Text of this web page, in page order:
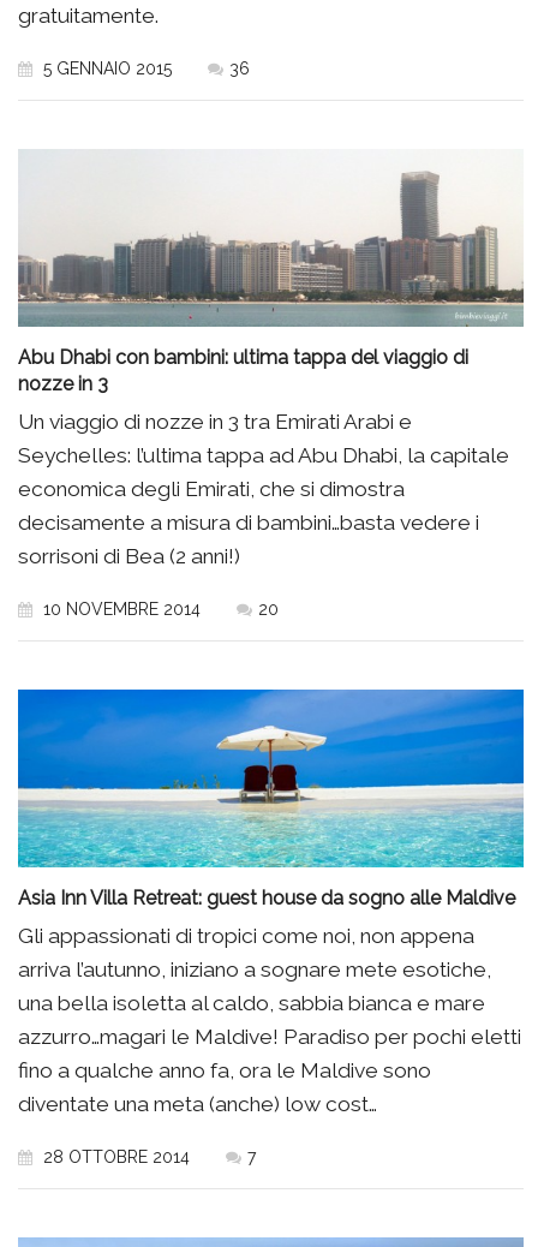
gratuitamente.
5 GENNAIO 2015 36
Abu Dhabi con bambini: ultima tappa del viaggio di
nozze in 3
Un viaggio di nozze in 3 tra Emirati Arabi e
Seychelles: l’ultima tappa ad Abu Dhabi, la capitale
economica degli Emirati, che si dimostra
decisamente a misura di bambini…basta vedere i
sorrisoni di Bea (2 anni!)
10 NOVEMBRE 2014 20
Asia Inn Villa Retreat: guest house da sogno alle Maldive
Gli appassionati di tropici come noi, non appena
arriva l’autunno, iniziano a sognare mete esotiche,
una bella isoletta al caldo, sabbia bianca e mare
azzurro…magari le Maldive! Paradiso per pochi eletti
fino a qualche anno fa, ora le Maldive sono
diventate una meta (anche) low cost…
28 OTTOBRE 2014 7